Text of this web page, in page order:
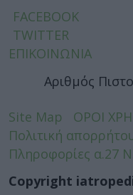
FACEBOOK
TWITTER
ΕΠΙΚΟΙΝΩΝΙΑ
Αριθμός
Site Map ΟΡΟΙ
Πολιτική
Πληροφορίες α.27
Copyright